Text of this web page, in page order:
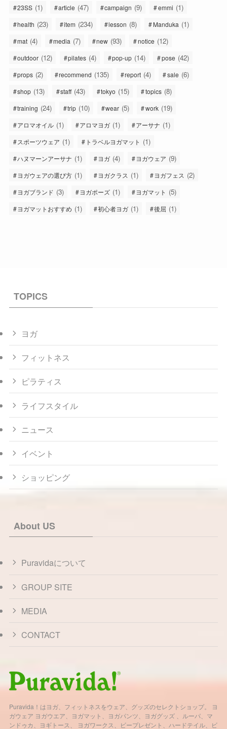
23SS (1) article (47) campaign (9) emmi (1)
health (23) item (234) lesson (8) Manduka (1)
mat (4) media (7) new (93) notice (12)
outdoor (12) pilates (4) pop-up (14) pose (42)
props (2) recommend (135) report (4) sale (6)
shop (13) staff (43) tokyo (15) topics (8)
training (24) trip (10) wear (5) work (19)
アロマオイル (1) アロマヨガ (1) アーサナ (1)
スポーツウェア (1) トラベルヨガマット (1)
ハヌマーンアーサナ (1) ヨガ (4) ヨガウェア (9)
ヨガウェアの選び方 (1) ヨガクラス (1) ヨガフェス (2)
ヨガブランド (3) ヨガポーズ (1) ヨガマット (5)
ヨガマットおすすめ (1) 初心者ヨガ (1) 後屈 (1)
TOPICS
ヨガ
フィットネス
ピラティス
ライフスタイル
ニュース
イベント
ショッピング
About US
Puravidaについて
GROUP SITE
MEDIA
CONTACT
Puravida！はヨガ、フィットネスをウェア、グッズのセレクトショップ。 ヨ
ガウェア ヨガウエア、ヨガマット、ヨガパンツ、ヨガグッズ 、ルーパ、マ
ンドゥカ、ヨギトース、 ヨガワークス、ビープレゼント、ハードテイル、ビ